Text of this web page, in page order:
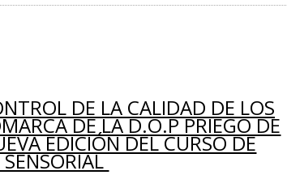
DE LA CALIDAD DE LOS
DE LA D.O.P PRIEGO DE
EDICIÓN DEL CURSO DE
SENSORIAL